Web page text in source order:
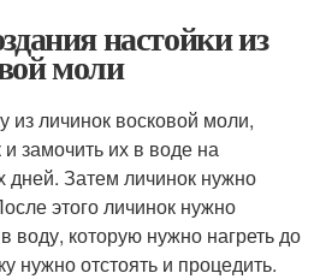
настойки из
моли
из личинок восковой моли,
замочить их в воде на
дней. Затем личинок нужно
этого личинок нужно
воду, которую нужно нагреть до
нужно отстоять и процедить.